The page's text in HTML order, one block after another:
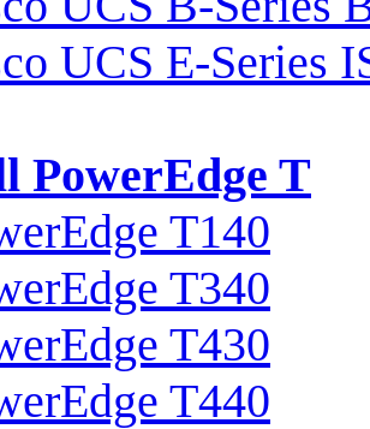
UCS E-Series
PowerEdge T
T140
T340
T430
T440